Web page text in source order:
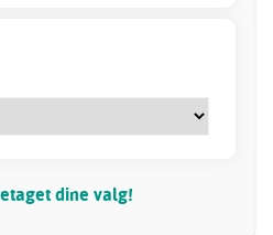
dine valg!